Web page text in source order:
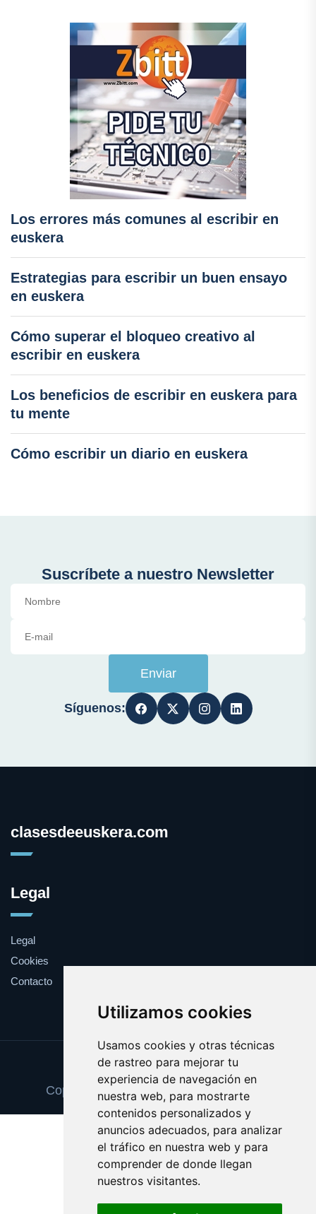
Utilizamos cookies
Usamos cookies y otras técnicas
de rastreo para mejorar tu
experiencia de navegación en
nuestra web, para mostrarte
contenidos personalizados y
anuncios adecuados, para analizar
el tráfico en nuestra web y para
comprender de donde llegan
nuestros visitantes.
Los errores más comunes al escribir en
euskera
Estrategias para escribir un buen ensayo
en euskera
Cómo superar el bloqueo creativo al
escribir en euskera
Los beneficios de escribir en euskera para
tu mente
Cómo escribir un diario en euskera
Suscríbete a nuestro Newsletter
Enviar
Síguenos:
clasesdeeuskera.com
Legal
Legal
Cookies
Contacto
Update cookies preferences
Copyright © 2025 clasesdeeuskera.com